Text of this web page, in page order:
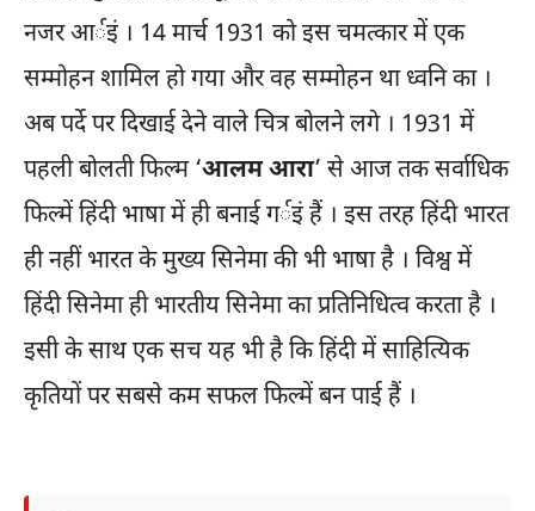
नजर आर्इं । 14 मार्च 1931 को इस चमत्कार में एक
सम्मोहन शामिल हो गया और वह सम्मोहन था ध्वनि का ।
अब पर्दे पर दिखाई देने वाले चित्र बोलने लगे । 1931 में
पहली बोलती फिल्म ‘आलम आरा’ से आज तक सर्वाधिक
फिल्में हिंदी भाषा में ही बनाई गर्इं हैं । इस तरह हिंदी भारत
ही नहीं भारत के मुख्य सिनेमा की भी भाषा है । विश्व में
हिंदी सिनेमा ही भारतीय सिनेमा का प्रतिनिधित्व करता है ।
इसी के साथ एक सच यह भी है कि हिंदी में साहित्यिक
कृतियों पर सबसे कम सफल फिल्में बन पाई हैं ।